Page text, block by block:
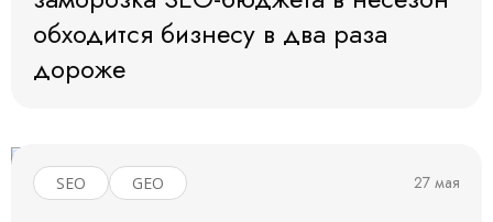
обходится бизнесу в два раза
дороже
SEO GEO 27 мая